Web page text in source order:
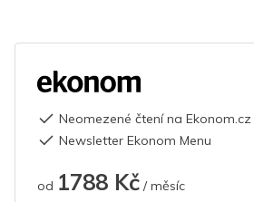
Neomezené čtení na Ekonom.cz
Newsletter Ekonom Menu
od 1788 Kč / měsíc